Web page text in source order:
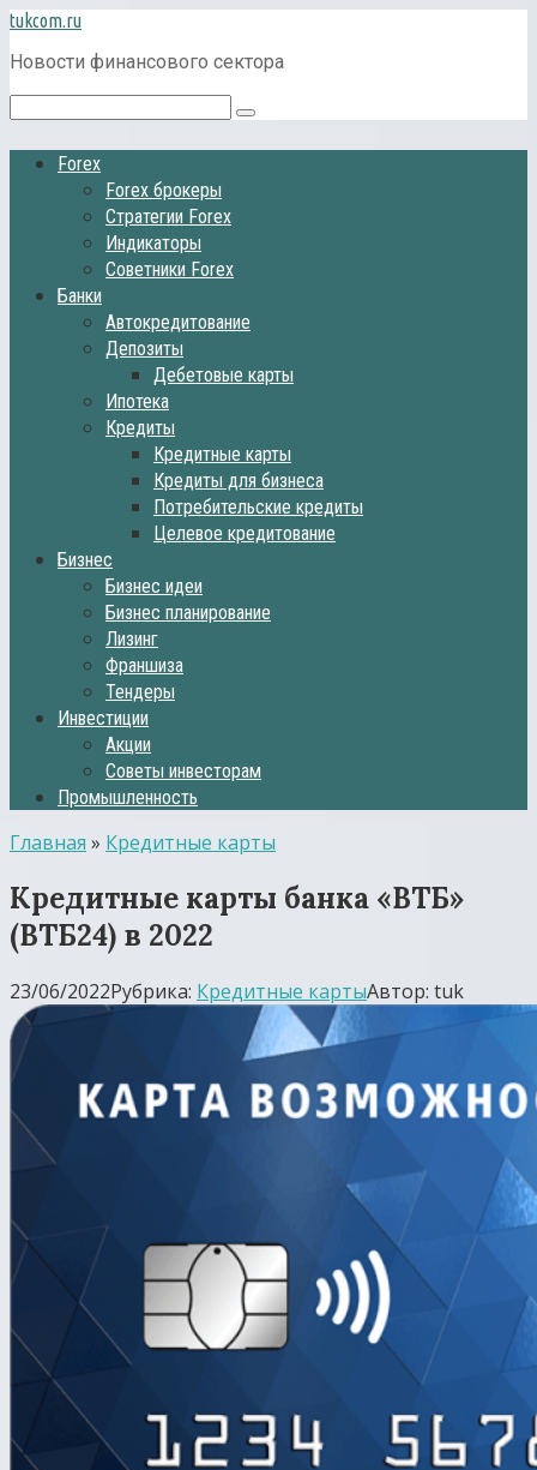
Перейти
к
контенту
tukcom.ru
Новости финансового сектора
Поиск:
Forex
Forex брокеры
Стратегии Forex
Индикаторы
Советники Forex
Банки
Автокредитование
Депозиты
Дебетовые карты
Ипотека
Кредиты
Кредитные карты
Кредиты для бизнеса
Потребительские кредиты
Целевое кредитование
Бизнес
Бизнес идеи
Бизнес планирование
Лизинг
Франшиза
Тендеры
Инвестиции
Акции
Советы инвесторам
Промышленность
Главная » Кредитные карты
Кредитные карты банка «ВТБ»
(ВТБ24) в 2022
23/06/2022Рубрика: Кредитные картыАвтор: tuk